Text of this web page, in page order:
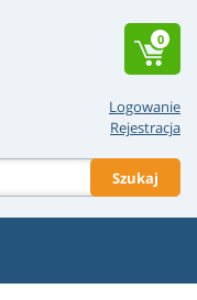
Logowanie
Rejestracja
Szukaj
0